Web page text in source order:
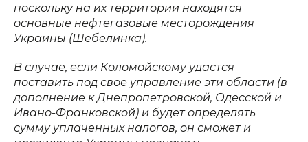
поскольку на их территории находятся
основные нефтегазовые месторождения
Украины (Шебелинка).
В случае, если Коломойскому удастся
поставить под свое управление эти области (в
дополнение к Днепропетровской, Одесской и
Ивано-Франковской) и будет определять
сумму уплаченных налогов, он сможет и